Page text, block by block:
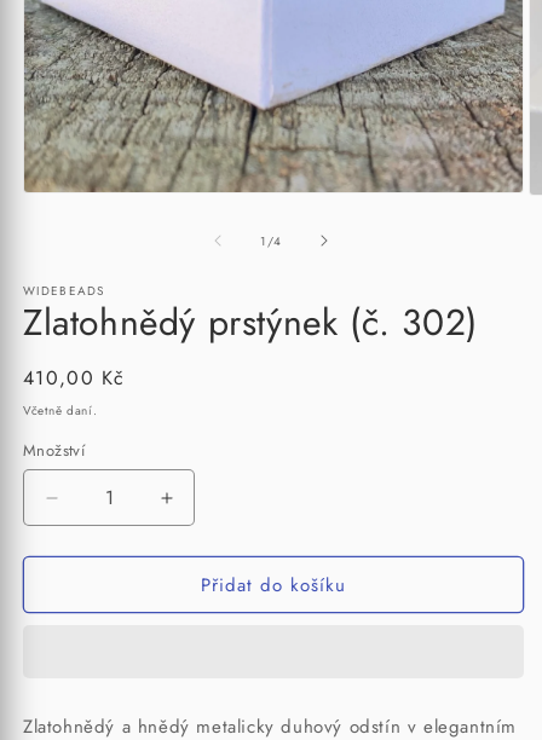
1 /z4
WIDEBEADS
Zlatohnědý prstýnek (č. 302)
Běžná
cena
410,00 Kč
Včetně daní.
Množství
Množství
množství
produktu
prstýnek
Zvýšit
množství
produktu
Zlatohnědý
prstýnek
Přidat do košíku
Zlatohnědý a hnědý metalicky duhový odstín v elegantním